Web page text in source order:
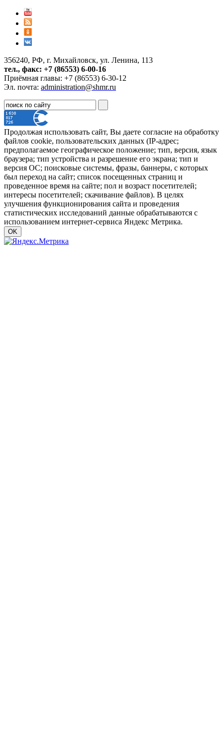
356240, РФ, г. Михайловск, ул. Ленина, 113
тел., факс: +7 (86553) 6-00-16
Приёмная главы: +7 (86553) 6-30-12
Эл. почта: administration@shmr.ru
Продолжая использовать сайт, Вы даете согласие на обработку
файлов cookie, пользовательских данных (IP-адрес;
предполагаемое географическое положение; тип, версия, язык
браузера; тип устройства и разрешение его экрана; тип и
версия ОС; поисковые системы, фразы, баннеры, с которых
был переход на сайт; список посещенных страниц и
проведенное время на сайте; пол и возраст посетителей;
интересы посетителей; скачивание файлов). В целях
улучшения функционирования сайта и проведения
статистических исследований данные обрабатываются с
использованием интернет-сервиса Яндекс Метрика.
OK